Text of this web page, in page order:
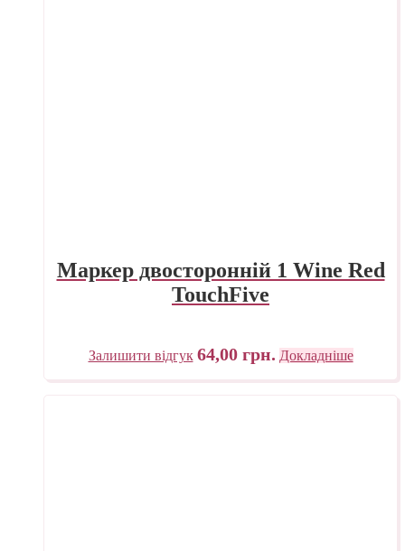
Маркер двосторонній 1 Wine Red
TouchFive
Залишити відгук 64,00 грн. Докладніше